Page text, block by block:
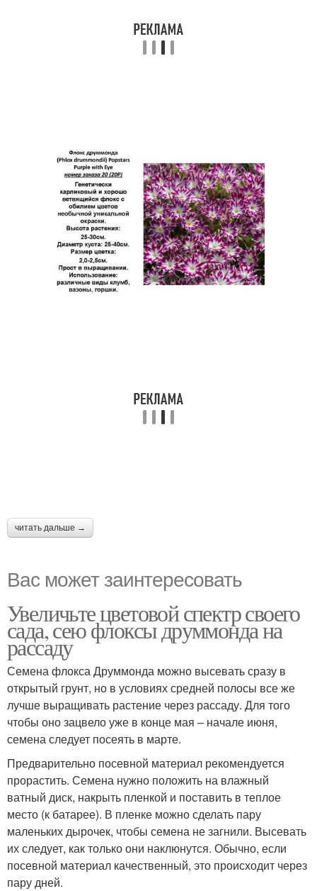
читать дальше →
Вас может заинтересовать
Увеличьте цветовой спектр своего
сада, сею флоксы друммонда на
рассаду
Семена флокса Друммонда можно высевать сразу в
открытый грунт, но в условиях средней полосы все же
лучше выращивать растение через рассаду. Для того
чтобы оно зацвело уже в конце мая – начале июня,
семена следует посеять в марте.
Предварительно посевной материал рекомендуется
прорастить. Семена нужно положить на влажный
ватный диск, накрыть пленкой и поставить в теплое
место (к батарее). В пленке можно сделать пару
маленьких дырочек, чтобы семена не загнили. Высевать
их следует, как только они наклюнутся. Обычно, если
посевной материал качественный, это происходит через
пару дней.